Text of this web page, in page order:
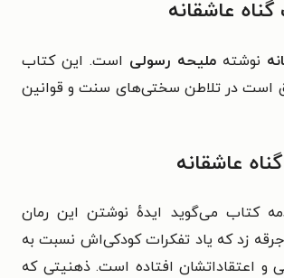
عاشقانه
نوشته ملیحه رسولی است. این کتاب
است در تلاطن سختی‌های سنت و قوانین
عاشقانه
کتاب می‌گوید ایدهٔ نوشتن این رمان
زد که یاد تفکرات کودکی‌اش نسبت به
و اعتقاداتشان افتاده است. ذهنیتی که